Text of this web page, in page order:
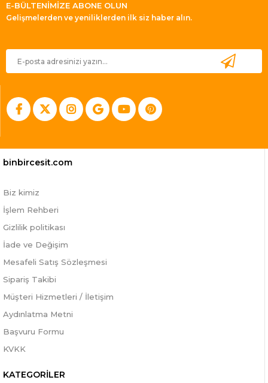
E-BÜLTENİMİZE ABONE OLUN
Gelişmelerden ve yeniliklerden ilk siz haber alın.
binbircesit.com
Biz kimiz
İşlem Rehberi
Gizlilik politikası
İade ve Değişim
Mesafeli Satış Sözleşmesi
Sipariş Takibi
Müşteri Hizmetleri / İletişim
Aydınlatma Metni
Başvuru Formu
KVKK
KATEGORİLER